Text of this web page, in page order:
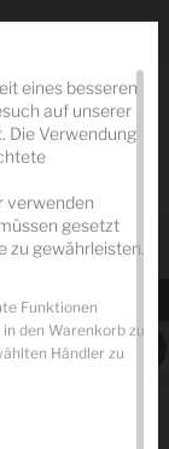
eines besseren
auf unserer
Die Verwendung
verwenden
gesetzt
zu gewährleisten.
Funktionen
den Warenkorb zu
Händler zu